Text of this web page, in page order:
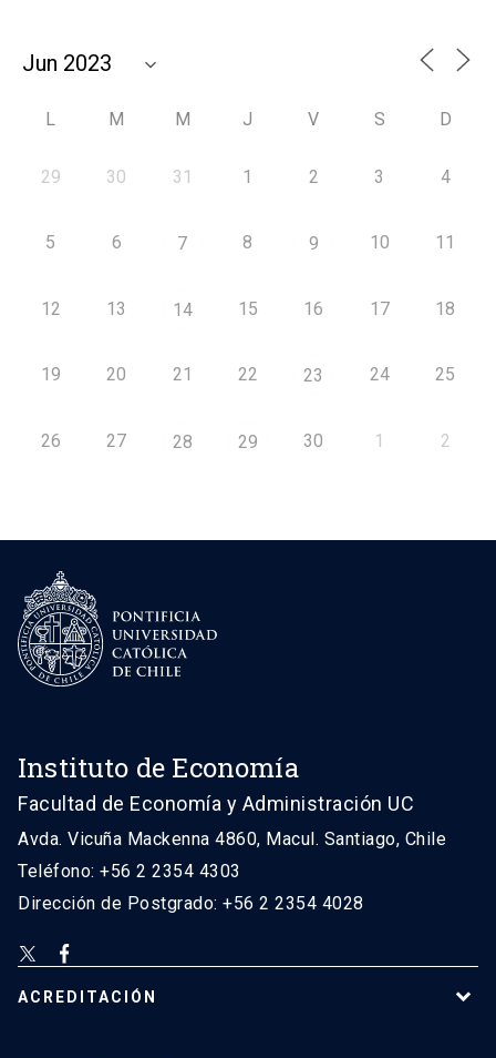
L M M J V S D
29 30 31 1 2 3 4
5 6 7 8 9 10 11
12 13 14 15 16 17 18
19 20 21 22 23 24 25
26 27 28 29 30 1 2
Instituto de Economía
Facultad de Economía y Administración UC
Avda. Vicuña Mackenna 4860, Macul. Santiago, Chile
Teléfono: +56 2 2354 4303
Dirección de Postgrado: +56 2 2354 4028
ACREDITACIÓN